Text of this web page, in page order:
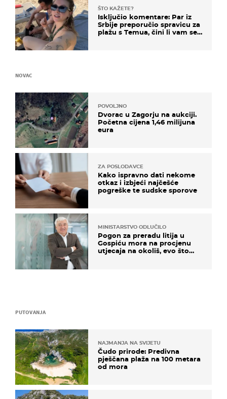
ŠTO KAŽETE?
Isključio komentare: Par iz
Srbije preporučio spravicu za
plažu s Temua, čini li vam se
PUTOVANJA
NAJMANJA NA SVIJETU
Čudo prirode: Predivna
pješčana plaža na 100 metara
od mora
NOVAC
POVOLJNO
Dvorac u Zagorju na aukciji.
Početna cijena 1,46 milijuna
eura
ZA POSLODAVCE
Kako ispravno dati nekome
otkaz i izbjeći najčešće
pogreške te sudske sporove
MINISTARSTVO ODLUČILO
Pogon za preradu litija u
Gospiću mora na procjenu
utjecaja na okoliš, evo što